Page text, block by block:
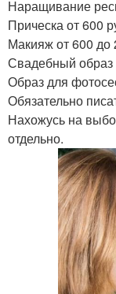
Наращивание
Прическа от 600
Макияж от 600 до
Свадебный образ
Образ для
Обязательно
Нахожусь на
отдельно.